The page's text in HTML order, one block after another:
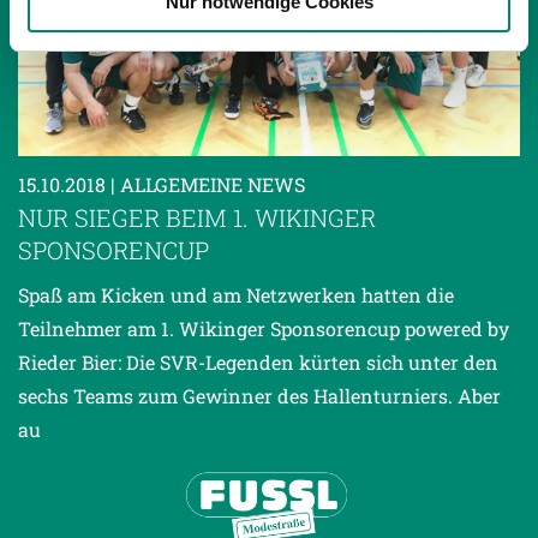
gesammelt haben.
Weitere Details, insbesondere zu Speicherdauer und
Empfänger entnehmen Sie unserer
Datenschutzerklärung.
15.10.2018 | ALLGEMEINE NEWS
NUR SIEGER BEIM 1. WIKINGER
SPONSORENCUP
Spaß am Kicken und am Netzwerken hatten die
Teilnehmer am 1. Wikinger Sponsorencup powered by
Rieder Bier: Die SVR-Legenden kürten sich unter den
sechs Teams zum Gewinner des Hallenturniers. Aber
au